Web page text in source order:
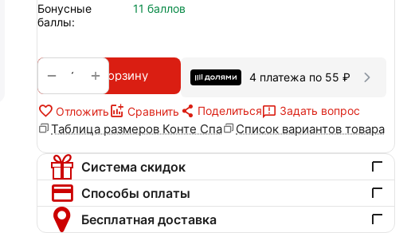
Бонусные
баллы:
11 баллов
+
− В корзину 4 платежа по 55 ₽
Отложить Сравнить Поделиться Задать вопрос
Таблица размеров Конте Спа Список вариантов товара
Система скидок
Способы оплаты
Бесплатная доставка